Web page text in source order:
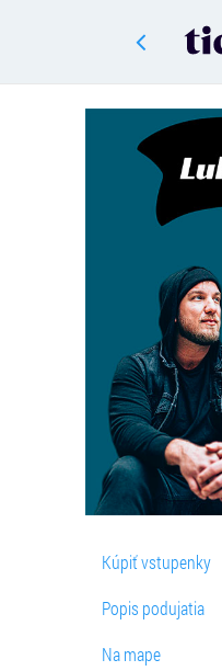
Kúpiť vstupenky
Popis podujatia
Na mape